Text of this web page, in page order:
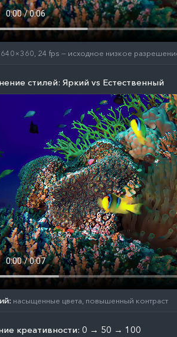
640×360, 24 fps — исходное низкое
стилей: Яркий vs Естественный
насыщенные цвета, повышенный контраст
креативности: 0 → 50 → 100